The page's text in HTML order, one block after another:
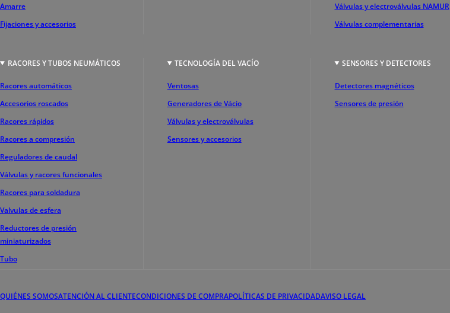
Amarre
Fijaciones y accesorios
Válvulas y electroválvulas NAMUR
Válvulas complementarias
RACORES Y TUBOS NEUMÁTICOS
Racores automáticos
Accesorios roscados
Racores rápidos
Racores a compresión
Reguladores de caudal
Válvulas y racores funcionales
Racores para soldadura
Valvulas de esfera
Reductores de presión
miniaturizados
Tubo
TECNOLOGÍA DEL VACÍO
Ventosas
Generadores de Vácio
Válvulas y electroválvulas
Sensores y accesorios
SENSORES Y DETECTORES
Detectores magnéticos
Sensores de presión
QUIÉNES SOMOSATENCIÓN AL CLIENTECONDICIONES DE COMPRAPOLÍTICAS DE PRIVACIDADAVISO LEGAL